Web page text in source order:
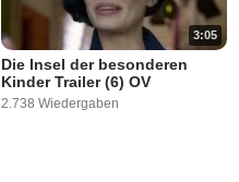
3:05
Die Insel der besonderen
Kinder Trailer (6) OV
2.738 Wiedergaben